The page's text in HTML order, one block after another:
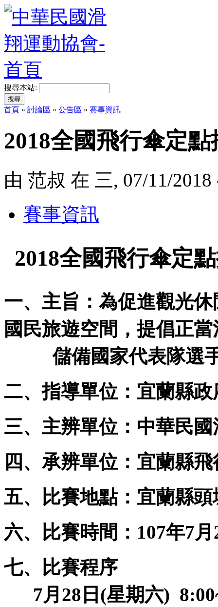
搜尋本站:
首頁 » 討論區 » 公告區 » 賽事資訊
2018全國飛行傘定
由 范叔 在 三, 07/11/
賽事資訊
2018全國飛行傘定
一、主旨：為促進觀光
國民旅遊空間，提倡正
儲備國家代表隊選
二、指導單位：宜蘭縣政
三、主辨單位：中華民
四、承辨單位：宜蘭縣
五、比賽地點：宜蘭縣
六、比賽時間： 107年7月
七、比賽程序
7月28日(星期六)